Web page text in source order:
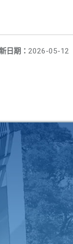
日期： 2026-05-12